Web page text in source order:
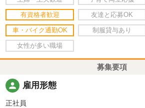
有資格者歓迎 友達と応募OK
車・バイク通勤OK 制服貸与あり
女性が多い職場
募集要項
person 雇用形態
正社員